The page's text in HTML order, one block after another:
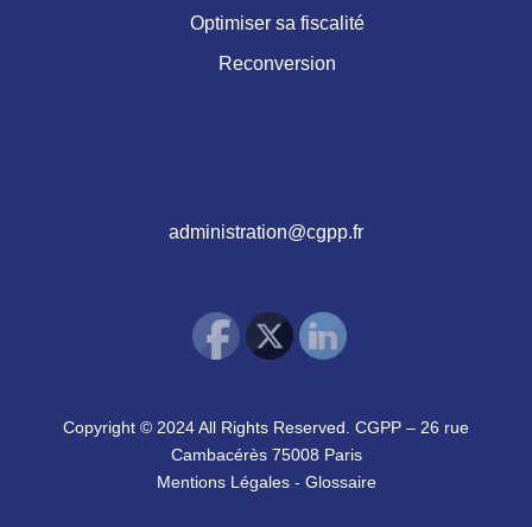
Optimiser sa fiscalité
Reconversion
administration@cgpp.fr
Copyright © 2024 All Rights Reserved. CGPP – 26 rue
Cambacérès 75008 Paris
Mentions Légales- Glossaire